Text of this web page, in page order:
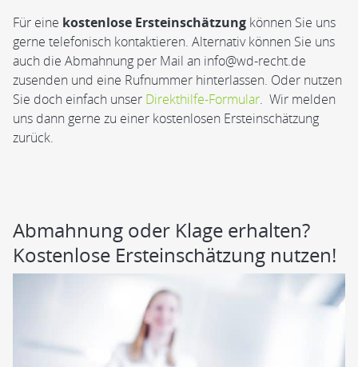
Für eine kostenlose Ersteinschätzung können Sie uns
gerne telefonisch kontaktieren. Alternativ können Sie uns
auch die Abmahnung per Mail an info@wd-recht.de
zusenden und eine Rufnummer hinterlassen. Oder nutzen
Sie doch einfach unser Direkthilfe-Formular. Wir melden
uns dann gerne zu einer kostenlosen Ersteinschätzung
zurück.
Abmahnung oder Klage erhalten?
Kostenlose Ersteinschätzung nutzen!